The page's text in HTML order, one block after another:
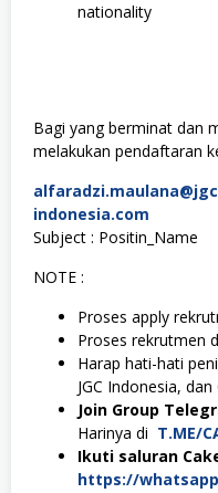
nationality
Bagi yang berminat dan
melakukan pendaftaran
indonesia.com
Subject : Positin_Name
NOTE :
Proses apply
Proses rekrutmen
Harap hati-hati
JGC Indonesia, dan
Join Group
Harinya di T.ME/
Ikuti saluran
https://